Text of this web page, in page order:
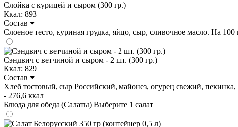
Слойка с курицей и сыром (300 гр.)
Ккал: 893
Состав
Слоеное тесто, куриная грудка, яйцо, сыр, сливочное масло. На
Сэндвич с ветчиной и сыром - 2 шт. (300 гр.)
Ккал: 829
Состав
Хлеб тостовый, сыр Российский, майонез, огурец свежий, пекинка,
- 276,6 ккал
Блюда для обеда (Салаты) Выберите 1 салат